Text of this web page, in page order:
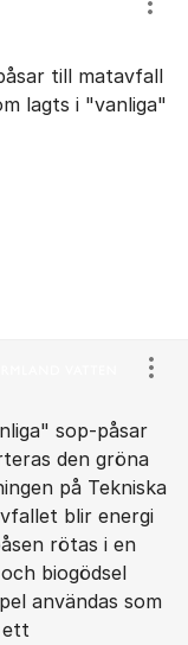
till matavfall
lagts i "vanliga"
sop-påsar
den gröna
på Tekniska
blir energi
rötas i en
biogödsel
användas som
ett